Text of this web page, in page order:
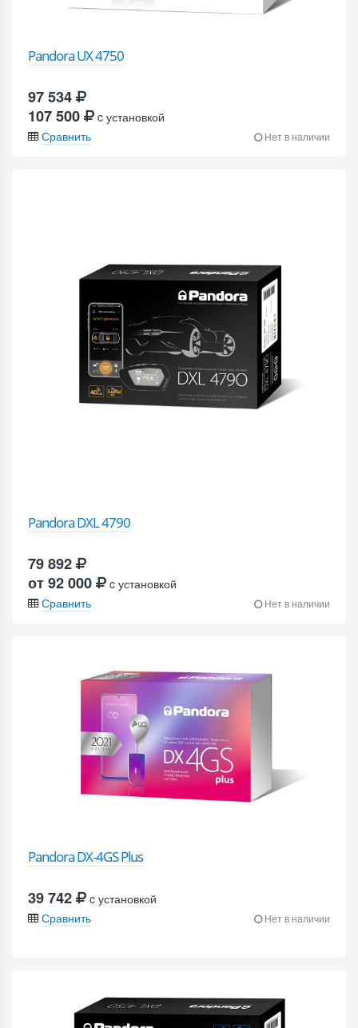
Pandora UX 4750
97 534
107 500
c установкой
Сравнить
Нет в наличии
Pandora DXL 4790
79 892
от 92 000
c установкой
Сравнить
Нет в наличии
Pandora DX-4GS Plus
39 742
c установкой
Сравнить
Нет в наличии